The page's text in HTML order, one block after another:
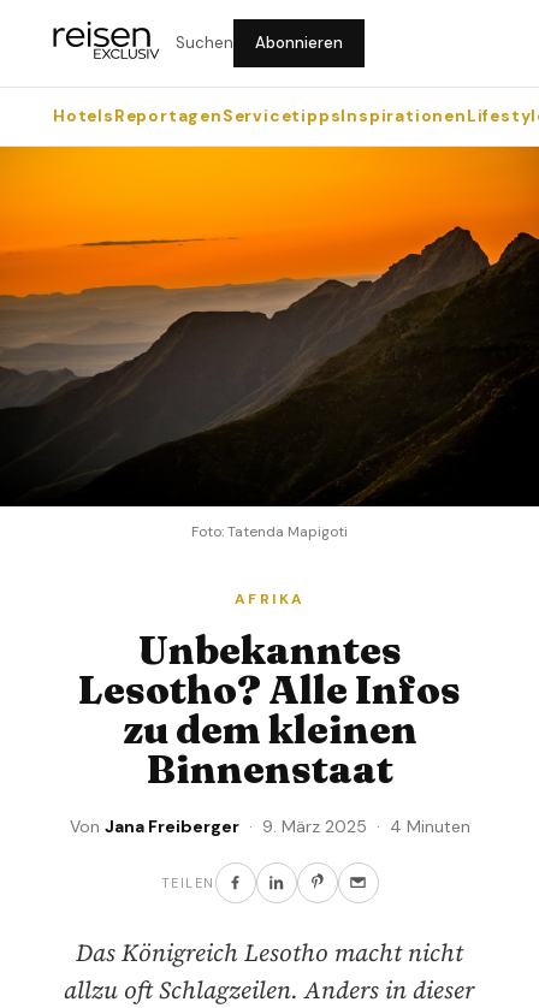
Suchen Abonnieren
HotelsReportagenServicetippsInspirationen
Foto: Tatenda Mapigoti
AFRIKA
Unbekanntes
Lesotho? Alle Infos
zu dem kleinen
Binnenstaat
Von Jana Freiberger· 9. März 2025 · 4 Minuten
TEILEN
Das Königreich Lesotho macht nicht
allzu oft Schlagzeilen. Anders in dieser